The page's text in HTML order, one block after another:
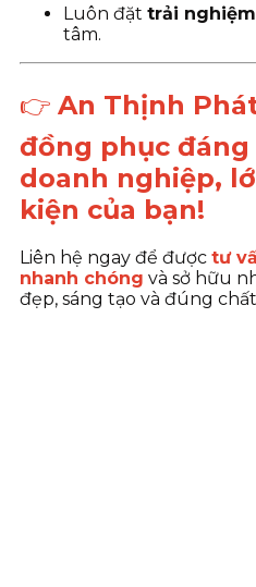
Luôn đặt trải
tâm.
👉 An Thịnh
đồng phục
doanh nghiệp,
kiện của bạn!
Liên hệ ngay để được tư
nhanh chóng và sở hữu
đẹp, sáng tạo và đúng